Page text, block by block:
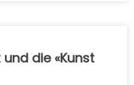
die «Kunst